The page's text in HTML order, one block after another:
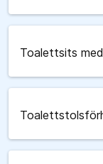
Toalettsits